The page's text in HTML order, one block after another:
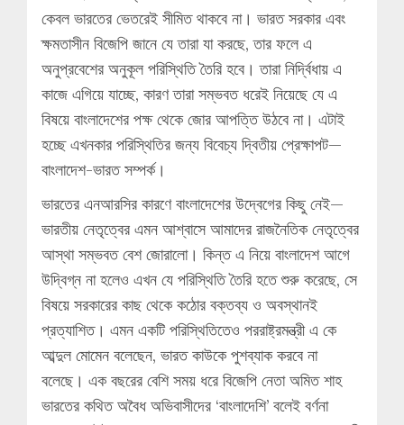
কেবল ভারতের ভেতরেই সীমিত থাকবে না। ভারত সরকার এবং
ক্ষমতাসীন বিজেপি জানে যে তারা যা করছে, তার ফলে এ
অনুপ্রবেশের অনুকূল পরিস্থিতি তৈরি হবে। তারা নির্দ্বিধায় এ
কাজে এগিয়ে যাচ্ছে, কারণ তারা সম্ভবত ধরেই নিয়েছে যে এ
বিষয়ে বাংলাদেশের পক্ষ থেকে জোর আপত্তি উঠবে না। এটাই
হচ্ছে এখনকার পরিস্থিতির জন্য বিবেচ্য দ্বিতীয় প্রেক্ষাপট—
বাংলাদেশ-ভারত সম্পর্ক।
ভারতের এনআরসির কারণে বাংলাদেশের উদ্বেগের কিছু নেই—
ভারতীয় নেতৃত্বের এমন আশ্বাসে আমাদের রাজনৈতিক নেতৃত্বের
আস্থা সম্ভবত বেশ জোরালো। কিন্ত এ নিয়ে বাংলাদেশ আগে
উদ্বিগ্ন না হলেও এখন যে পরিস্থিতি তৈরি হতে শুরু করেছে, সে
বিষয়ে সরকারের কাছ থেকে কঠোর বক্তব্য ও অবস্থানই
প্রত্যাশিত। এমন একটি পরিস্থিতিতেও পররাষ্ট্রমন্ত্রী এ কে
আব্দুল মোমেন বলেছেন, ভারত কাউকে পুশব্যাক করবে না
বলেছে। এক বছরের বেশি সময় ধরে বিজেপি নেতা অমিত শাহ
ভারতের কথিত অবৈধ অভিবাসীদের ‘বাংলাদেশি’ বলেই বর্ণনা